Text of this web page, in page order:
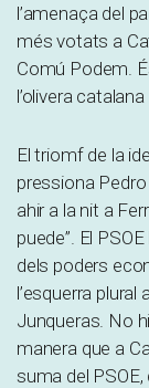
l’amenaça del
més votats a
Comú Podem.
l’olivera
El triomf de la
pressiona
ahir a la nit a
puede”. El
dels poders
l’esquerra plural
Junqueras. No
manera que a
suma del